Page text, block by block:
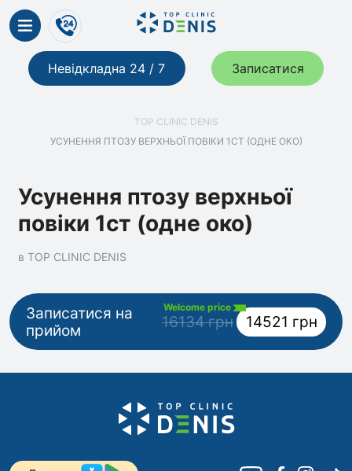
Невідкладна 24 / 7 Записатися
TOP CLINIC DENIS
УСУНЕННЯ ПТОЗУ ВЕРХНЬОЇ ПОВІКИ 1СТ (ОДНЕ ОКО)
Усунення птозу верхньої
повіки 1ст (одне око)
в TOP CLINIC DENIS
Записатися на
прийом
Welcome price
16134 грн 14521 грн